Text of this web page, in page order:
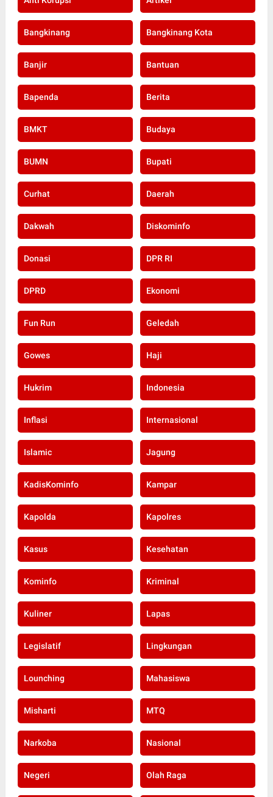
Bangkinang Bangkinang Kota
Banjir Bantuan
Bapenda Berita
BMKT Budaya
BUMN Bupati
Curhat Daerah
Dakwah Diskominfo
Donasi DPR RI
DPRD Ekonomi
Fun Run Geledah
Gowes Haji
Hukrim Indonesia
Inflasi Internasional
Islamic Jagung
KadisKominfo Kampar
Kapolda Kapolres
Kasus Kesehatan
Kominfo Kriminal
Kuliner Lapas
Legislatif Lingkungan
Lounching Mahasiswa
Misharti MTQ
Narkoba Nasional
Negeri Olah Raga